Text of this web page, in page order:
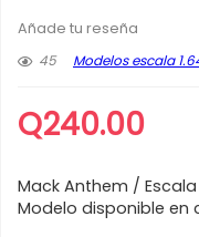
Añade tu reseña
45
Modelos escala
Q240.00
Mack Anthem / Escala
Modelo disponible